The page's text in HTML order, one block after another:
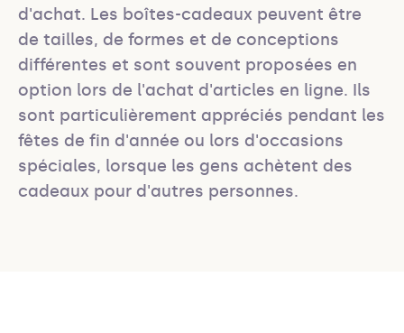
d'achat. Les boîtes-cadeaux peuvent être
de tailles, de formes et de conceptions
différentes et sont souvent proposées en
option lors de l'achat d'articles en ligne. Ils
sont particulièrement appréciés pendant les
fêtes de fin d'année ou lors d'occasions
spéciales, lorsque les gens achètent des
cadeaux pour d'autres personnes.